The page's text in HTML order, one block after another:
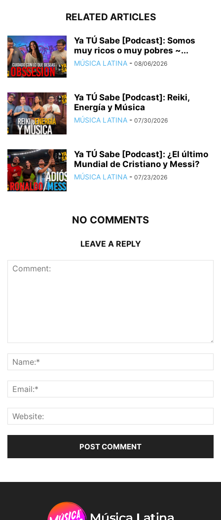
RELATED ARTICLES
Ya TÚ Sabe [Podcast]: Somos
muy ricos o muy pobres ~...
MÚSICA LATINA - 08/06/2026
Ya TÚ Sabe [Podcast]: Reiki,
Energía y Música
MÚSICA LATINA - 07/30/2026
Ya TÚ Sabe [Podcast]: ¿El último
Mundial de Cristiano y Messi?
MÚSICA LATINA - 07/23/2026
NO COMMENTS
LEAVE A REPLY